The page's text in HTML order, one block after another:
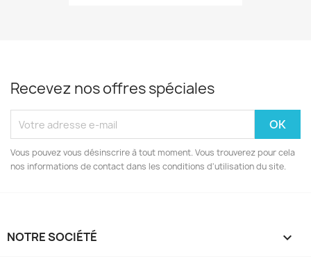
Recevez nos offres spéciales
Vous pouvez vous désinscrire à tout moment. Vous trouverez pour cela
nos informations de contact dans les conditions d'utilisation du site.
NOTRE SOCIÉTÉ 